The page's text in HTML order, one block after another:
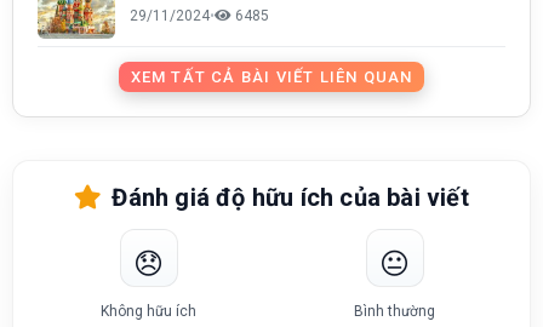
29/11/2024• 6485
XEM TẤT CẢ BÀI VIẾT LIÊN QUAN
Đánh giá độ hữu ích của bài viết
😞
Không hữu ích
😐
Bình thường